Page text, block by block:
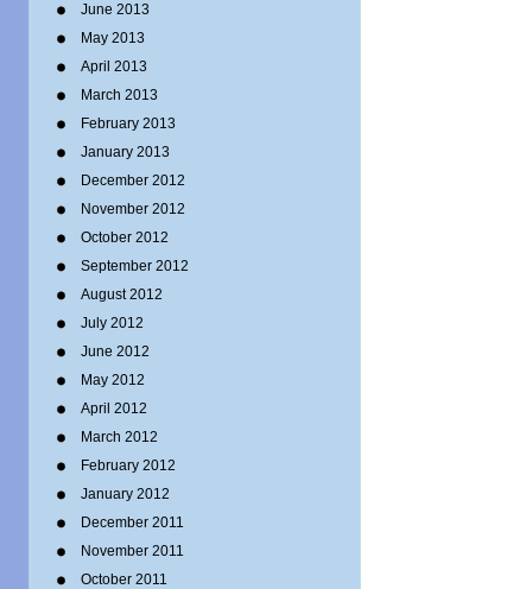
June 2013
May 2013
April 2013
March 2013
February 2013
January 2013
December 2012
November 2012
October 2012
September 2012
August 2012
July 2012
June 2012
May 2012
April 2012
March 2012
February 2012
January 2012
December 2011
November 2011
October 2011